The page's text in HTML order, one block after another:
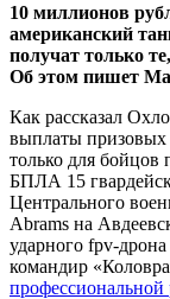
10 миллионов
американский
получат только
Об этом пишет
Как рассказал
выплаты
только для бойцов
БПЛА 15
Центрального
Abrams на
ударного fpv-
командир